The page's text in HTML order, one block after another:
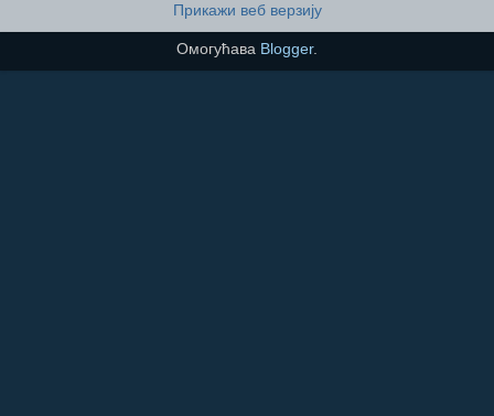
Прикажи веб верзију
Омогућава Blogger.